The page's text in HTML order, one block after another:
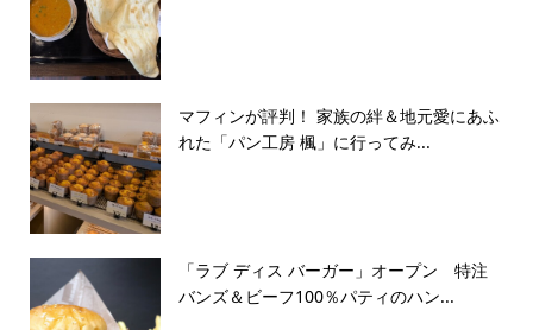
マフィンが評判！ 家族の絆＆地元愛にあふ
れた「パン工房 楓」に行ってみ...
「ラブ ディス バーガー」オープン 特注
バンズ＆ビーフ100％パティのハン...